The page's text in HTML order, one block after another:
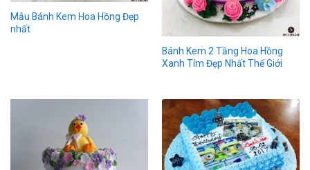
Mẫu Bánh Kem Hoa Hồng Đẹp
nhất
Bánh Kem 2 Tầng Hoa Hồng
Xanh Tím Đẹp Nhất Thế Giới